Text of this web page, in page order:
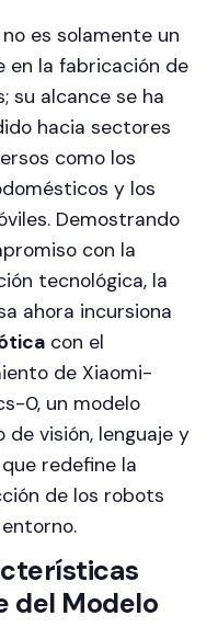
es solamente un
en la fabricación de
su alcance se ha
hacia sectores
como los
y los
Demostrando
con la
tecnológica, la
ahora incursiona
con el
de Xiaomi-
0, un modelo
de visión, lenguaje y
redefine la
de los robots
del Modelo